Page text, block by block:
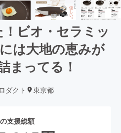
ビオ・セラミッ
は大地の恵みが
まってる！
ダクト 東京都
支援総額